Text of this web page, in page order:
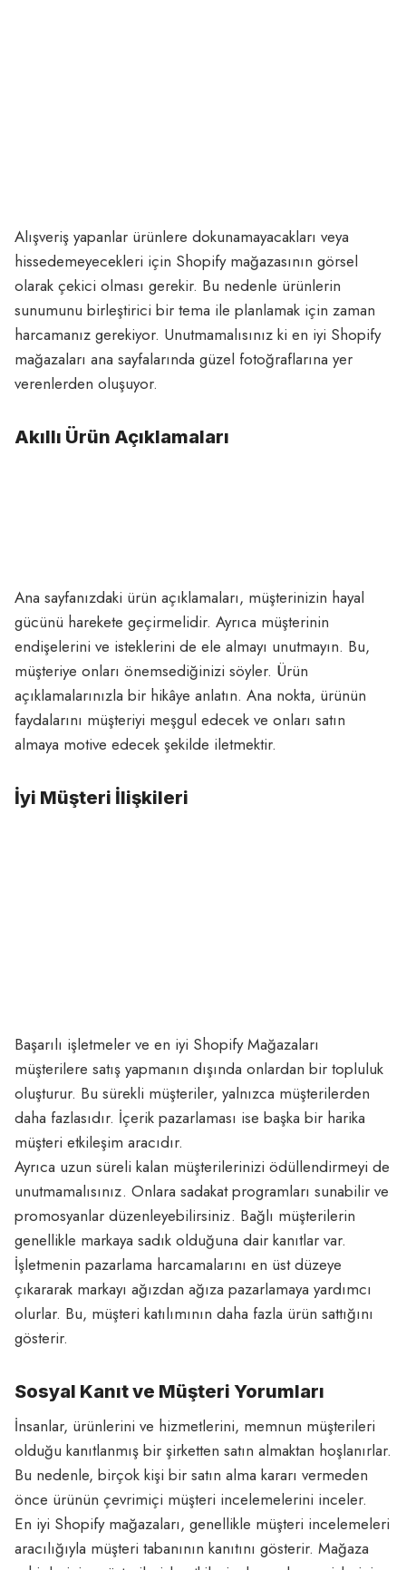
Alışveriş yapanlar ürünlere dokunamayacakları veya
hissedemeyecekleri için Shopify mağazasının görsel
olarak çekici olması gerekir. Bu nedenle ürünlerin
sunumunu birleştirici bir tema ile planlamak için zaman
harcamanız gerekiyor. Unutmamalısınız ki en iyi Shopify
mağazaları ana sayfalarında güzel fotoğraflarına yer
verenlerden oluşuyor.
Akıllı Ürün Açıklamaları
Ana sayfanızdaki ürün açıklamaları, müşterinizin hayal
gücünü harekete geçirmelidir. Ayrıca müşterinin
endişelerini ve isteklerini de ele almayı unutmayın. Bu,
müşteriye onları önemsediğinizi söyler. Ürün
açıklamalarınızla bir hikâye anlatın. Ana nokta, ürünün
faydalarını müşteriyi meşgul edecek ve onları satın
almaya motive edecek şekilde iletmektir.
İyi Müşteri İlişkileri
Başarılı işletmeler ve en iyi Shopify Mağazaları
müşterilere satış yapmanın dışında onlardan bir topluluk
oluşturur. Bu sürekli müşteriler, yalnızca müşterilerden
daha fazlasıdır. İçerik pazarlaması ise başka bir harika
müşteri etkileşim aracıdır.
Ayrıca uzun süreli kalan müşterilerinizi ödüllendirmeyi de
unutmamalısınız. Onlara sadakat programları sunabilir ve
promosyanlar düzenleyebilirsiniz. Bağlı müşterilerin
genellikle markaya sadık olduğuna dair kanıtlar var.
İşletmenin pazarlama harcamalarını en üst düzeye
çıkararak markayı ağızdan ağıza pazarlamaya yardımcı
olurlar. Bu, müşteri katılımının daha fazla ürün sattığını
gösterir.
Sosyal Kanıt ve Müşteri Yorumları
İnsanlar, ürünlerini ve hizmetlerini, memnun müşterileri
olduğu kanıtlanmış bir şirketten satın almaktan hoşlanırlar.
Bu nedenle, birçok kişi bir satın alma kararı vermeden
önce ürünün çevrimiçi müşteri incelemelerini inceler.
En iyi Shopify mağazaları, genellikle müşteri incelemeleri
aracılığıyla müşteri tabanının kanıtını gösterir. Mağaza